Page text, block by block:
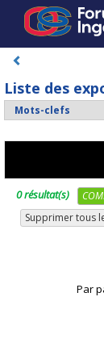
Liste des
0 résultat(s)
Supprimer tous
Par